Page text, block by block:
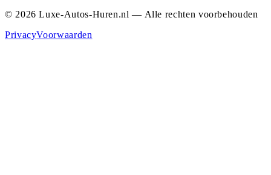
© 2026 Luxe-Autos-Huren.nl — Alle rechten voorbehouden
PrivacyVoorwaarden